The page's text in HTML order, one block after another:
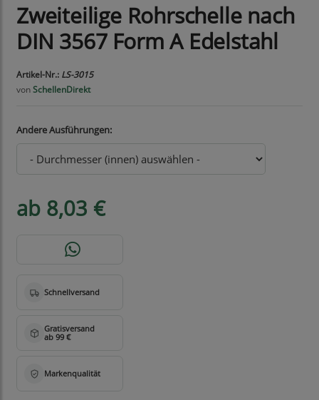
Zweiteilige Rohrschelle nach
DIN 3567 Form A Edelstahl
Artikel-Nr.: LS-3015
vonSchellenDirekt
Andere Ausführungen:
ab 8,03 €